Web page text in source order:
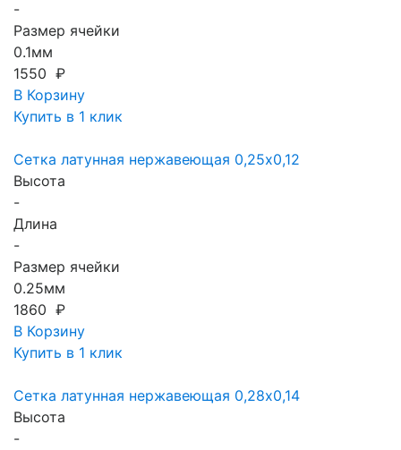
-
Размер ячейки
0.1мм
1550 ₽
В Корзину
Купить в 1 клик
Сетка латунная нержавеющая 0,25x0,12
Высота
-
Длина
-
Размер ячейки
0.25мм
1860 ₽
В Корзину
Купить в 1 клик
Сетка латунная нержавеющая 0,28x0,14
Высота
-